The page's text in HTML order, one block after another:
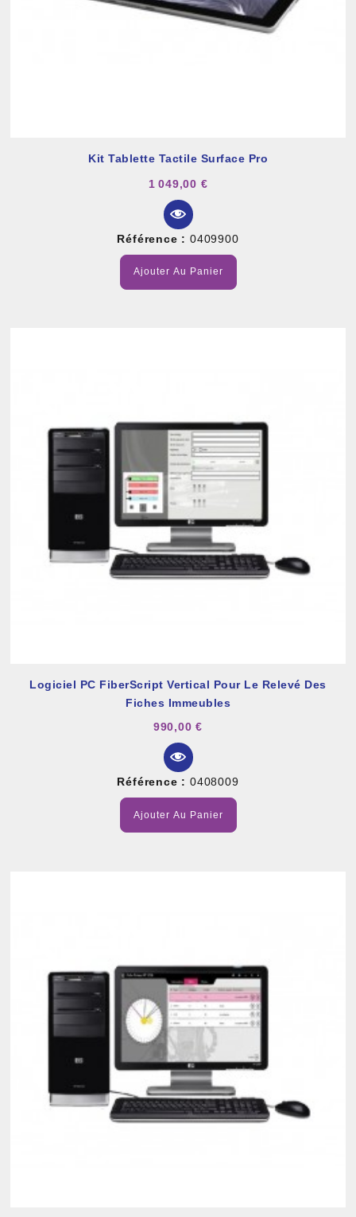
Kit Tablette Tactile Surface Pro
1 049,00 €
Référence : 0409900
Ajouter Au Panier
Logiciel PC FiberScript Vertical Pour Le Relevé Des
Fiches Immeubles
990,00 €
Référence : 0408009
Ajouter Au Panier